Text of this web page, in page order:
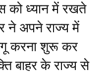
को ध्यान में रखते
ने अपने राज्य में
करना शुरू कर
बाहर के राज्य से